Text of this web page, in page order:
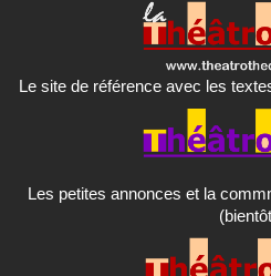
Le site de référence avec les
Les petites annonces et la